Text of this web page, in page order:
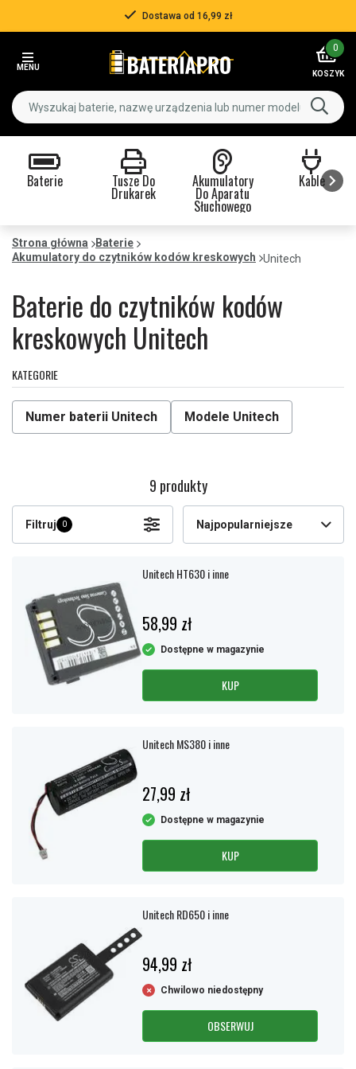
Dostawa od 16,99 zł
MENU
0
KOSZYK
Baterie Tusze Do
Drukarek
Akumulatory
Do Aparatu
Słuchowego
Kable
Strona główna
Baterie
Akumulatory do czytników kodów kreskowych
Unitech
Baterie do czytników kodów
kreskowych Unitech
KATEGORIE
Numer baterii Unitech Modele Unitech
9 produkty
Filtruj 0 Najpopularniejsze
Unitech HT630 i inne
58,99 zł
Dostępne w magazynie
KUP
Unitech MS380 i inne
27,99 zł
Dostępne w magazynie
KUP
Unitech RD650 i inne
94,99 zł
Chwilowo niedostępny
OBSERWUJ